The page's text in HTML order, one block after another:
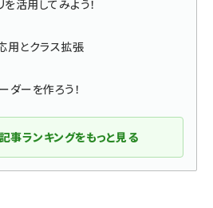
活用してみよう！
とクラス拡張
ダーを作ろう！
事ランキングをもっと見る